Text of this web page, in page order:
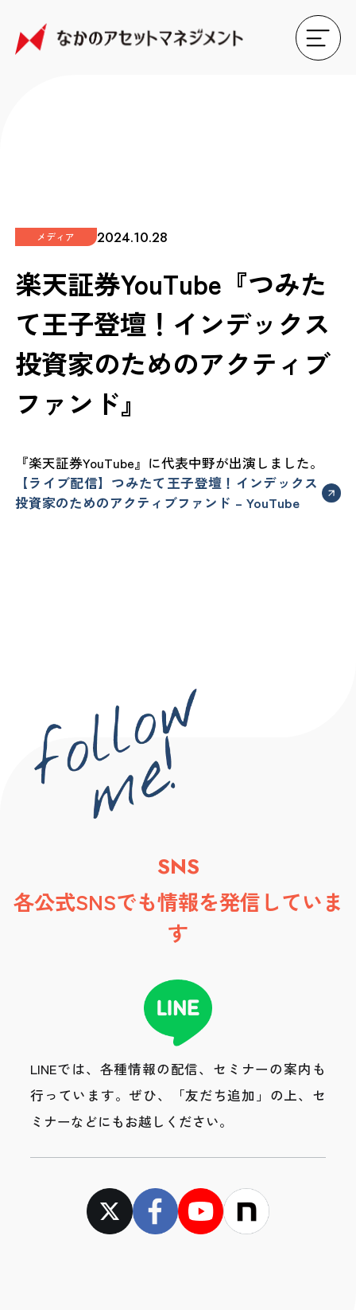
メディア 2024.10.28
楽天証券YouTube『つみた
て王子登壇！インデックス
投資家のためのアクティブ
ファンド』
『楽天証券YouTube』に代表中野が出演しました。
【ライブ配信】つみたて王子登壇！インデックス
投資家のためのアクティブファンド – YouTube
SNS
各公式SNSでも情報を発信していま
す
LINEでは、各種情報の配信、セミナーの案内も
行っています。 ぜひ、「友だち追加」の上、セ
ミナーなどにもお越しください。